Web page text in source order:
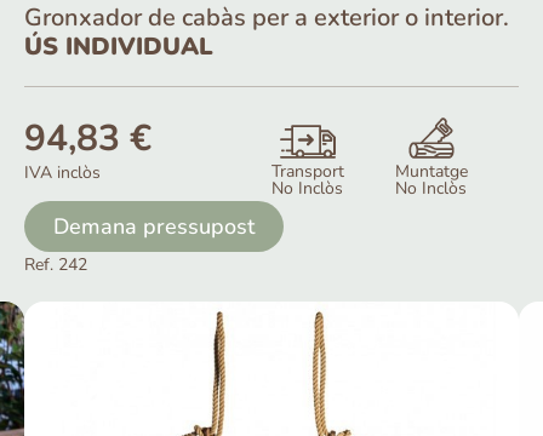
Gronxador de cabàs per a exterior o interior.
ÚS INDIVIDUAL
94,83 €
IVA inclòs Transport
No Inclòs
Muntatge
No Inclòs
Demana pressupost
Ref. 242